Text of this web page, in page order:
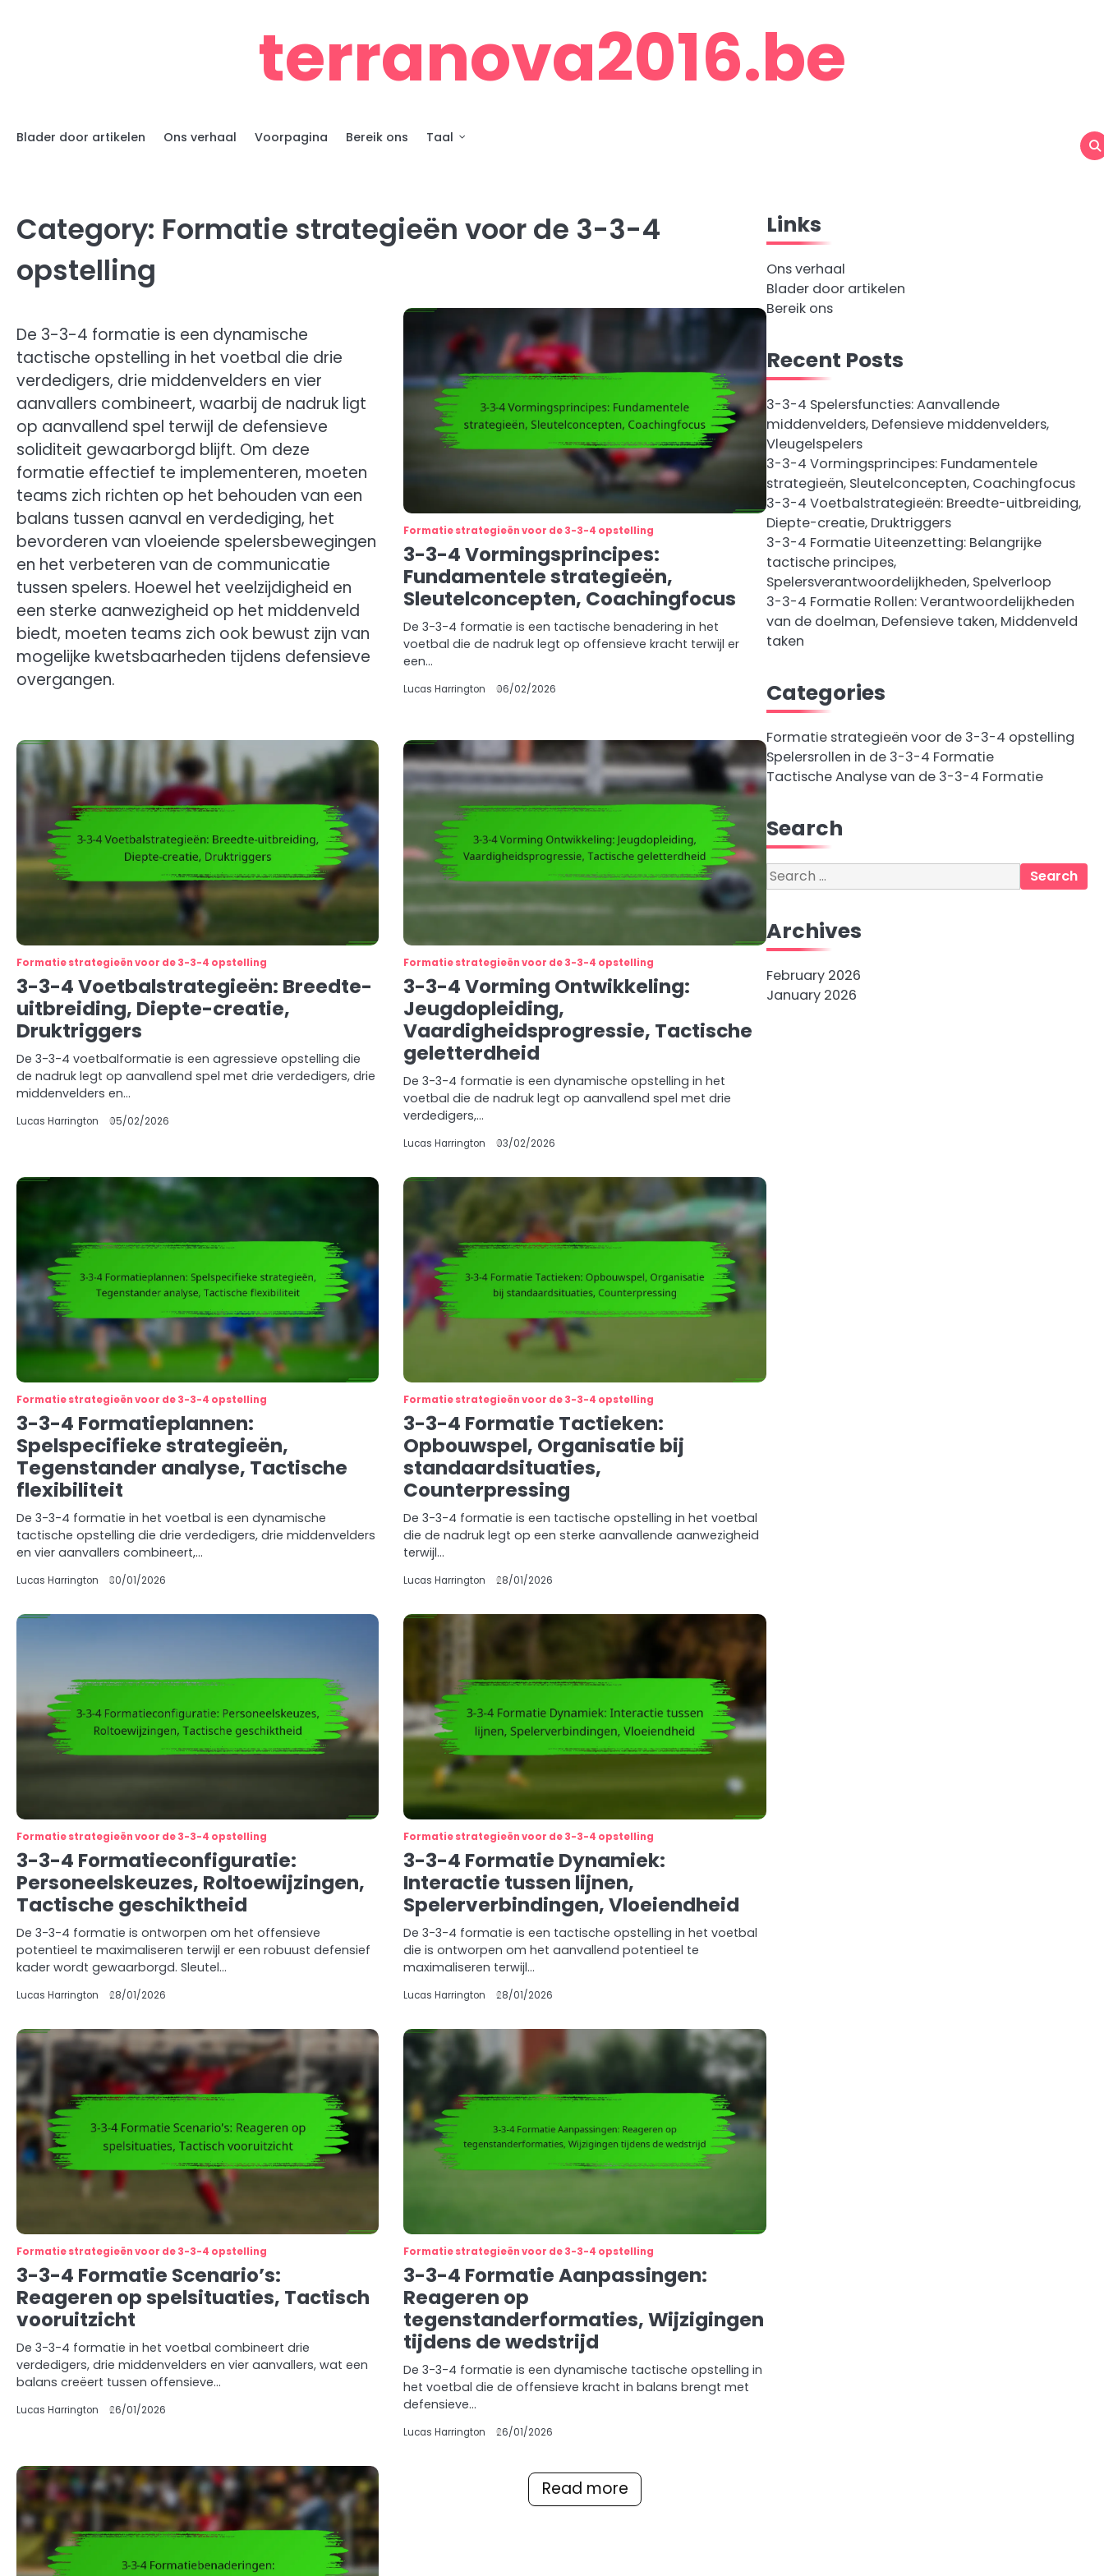
terranova2016.be
Blader door artikelen Ons verhaal Voorpagina Bereik ons Taal
Category: Formatie strategieën voor de 3-3-4
opstelling
De 3-3-4 formatie is een dynamische
tactische opstelling in het voetbal die drie
verdedigers, drie middenvelders en vier
aanvallers combineert, waarbij de nadruk ligt
op aanvallend spel terwijl de defensieve
soliditeit gewaarborgd blijft. Om deze
formatie effectief te implementeren, moeten
teams zich richten op het behouden van een
balans tussen aanval en verdediging, het
bevorderen van vloeiende spelersbewegingen
en het verbeteren van de communicatie
tussen spelers. Hoewel het veelzijdigheid en
een sterke aanwezigheid op het middenveld
biedt, moeten teams zich ook bewust zijn van
mogelijke kwetsbaarheden tijdens defensieve
overgangen.
Formatie strategieën voor de 3-3-4 opstelling
3-3-4 Vormingsprincipes:
Fundamentele strategieën,
Sleutelconcepten, Coachingfocus
De 3-3-4 formatie is een tactische benadering in het
voetbal die de nadruk legt op offensieve kracht terwijl er
een…
Lucas Harrington 06/02/2026
Formatie strategieën voor de 3-3-4 opstelling
3-3-4 Voetbalstrategieën: Breedte-
uitbreiding, Diepte-creatie,
Druktriggers
De 3-3-4 voetbalformatie is een agressieve opstelling die
de nadruk legt op aanvallend spel met drie verdedigers, drie
middenvelders en…
Lucas Harrington 05/02/2026
Formatie strategieën voor de 3-3-4 opstelling
3-3-4 Vorming Ontwikkeling:
Jeugdopleiding,
Vaardigheidsprogressie, Tactische
geletterdheid
De 3-3-4 formatie is een dynamische opstelling in het
voetbal die de nadruk legt op aanvallend spel met drie
verdedigers,…
Lucas Harrington 03/02/2026
Formatie strategieën voor de 3-3-4 opstelling
3-3-4 Formatieplannen:
Spelspecifieke strategieën,
Tegenstander analyse, Tactische
flexibiliteit
De 3-3-4 formatie in het voetbal is een dynamische
tactische opstelling die drie verdedigers, drie middenvelders
en vier aanvallers combineert,…
Lucas Harrington 30/01/2026
Formatie strategieën voor de 3-3-4 opstelling
3-3-4 Formatie Tactieken:
Opbouwspel, Organisatie bij
standaardsituaties,
Counterpressing
De 3-3-4 formatie is een tactische opstelling in het voetbal
die de nadruk legt op een sterke aanvallende aanwezigheid
terwijl…
Lucas Harrington 28/01/2026
Formatie strategieën voor de 3-3-4 opstelling
3-3-4 Formatieconfiguratie:
Personeelskeuzes, Roltoewijzingen,
Tactische geschiktheid
De 3-3-4 formatie is ontworpen om het offensieve
potentieel te maximaliseren terwijl er een robuust defensief
kader wordt gewaarborgd. Sleutel…
Lucas Harrington 28/01/2026
Formatie strategieën voor de 3-3-4 opstelling
3-3-4 Formatie Dynamiek:
Interactie tussen lijnen,
Spelerverbindingen, Vloeiendheid
De 3-3-4 formatie is een tactische opstelling in het voetbal
die is ontworpen om het aanvallend potentieel te
maximaliseren terwijl…
Lucas Harrington 28/01/2026
Formatie strategieën voor de 3-3-4 opstelling
3-3-4 Formatie Scenario’s:
Reageren op spelsituaties, Tactisch
vooruitzicht
De 3-3-4 formatie in het voetbal combineert drie
verdedigers, drie middenvelders en vier aanvallers, wat een
balans creëert tussen offensieve…
Lucas Harrington 26/01/2026
Formatie strategieën voor de 3-3-4 opstelling
3-3-4 Formatie Aanpassingen:
Reageren op
tegenstanderformaties, Wijzigingen
tijdens de wedstrijd
De 3-3-4 formatie is een dynamische tactische opstelling in
het voetbal die de offensieve kracht in balans brengt met
defensieve…
Lucas Harrington 26/01/2026
Read more
Links
Ons verhaal
Blader door artikelen
Bereik ons
Recent Posts
3-3-4 Spelersfuncties: Aanvallende
middenvelders, Defensieve middenvelders,
Vleugelspelers
3-3-4 Vormingsprincipes: Fundamentele
strategieën, Sleutelconcepten, Coachingfocus
3-3-4 Voetbalstrategieën: Breedte-uitbreiding,
Diepte-creatie, Druktriggers
3-3-4 Formatie Uiteenzetting: Belangrijke
tactische principes,
Spelersverantwoordelijkheden, Spelverloop
3-3-4 Formatie Rollen: Verantwoordelijkheden
van de doelman, Defensieve taken, Middenveld
taken
Categories
Formatie strategieën voor de 3-3-4 opstelling
Spelersrollen in de 3-3-4 Formatie
Tactische Analyse van de 3-3-4 Formatie
Search
Search
for:
Archives
February 2026
January 2026